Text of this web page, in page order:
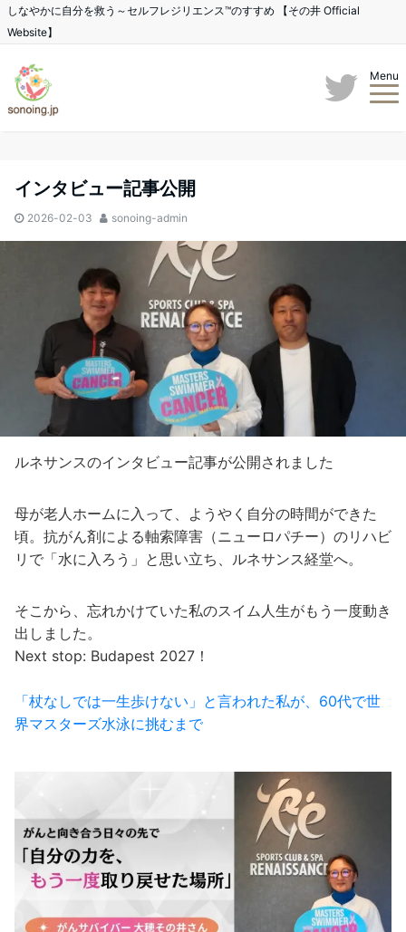
しなやかに自分を救う～セルフレジリエンス™のすすめ 【その井 Official
Website】
Menu
インタビュー記事公開
2026-02-03 sonoing-admin
ルネサンスのインタビュー記事が公開されました
母が老人ホームに入って、ようやく自分の時間ができた
頃。抗がん剤による軸索障害（ニューロパチー）のリハビ
リで「水に入ろう」と思い立ち、ルネサンス経堂へ。
そこから、忘れかけていた私のスイム人生がもう一度動き
出しました。
Next stop: Budapest 2027！
「杖なしでは一生歩けない」と言われた私が、60代で世
界マスターズ水泳に挑むまで